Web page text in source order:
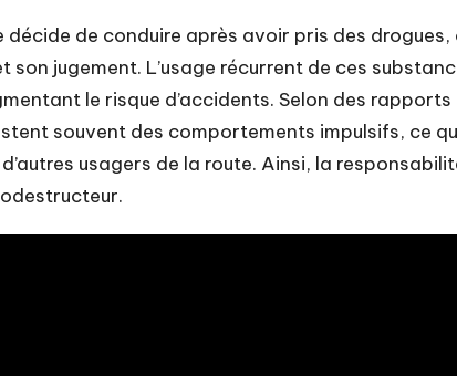
décide de conduire après avoir pris des
son jugement. L’usage récurrent de ces
le risque d’accidents. Selon des
souvent des comportements impulsifs, ce
usagers de la route. Ainsi, la